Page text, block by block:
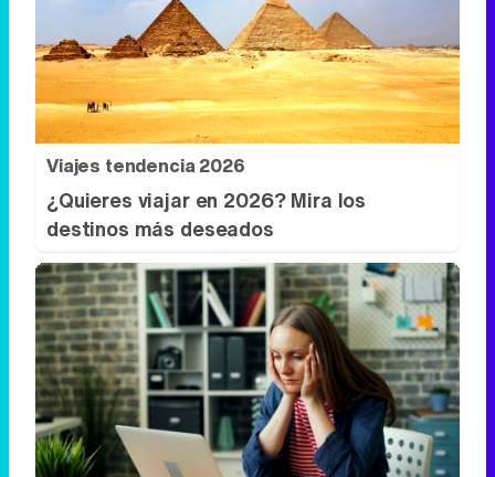
Viajes tendencia 2026
¿Quieres viajar en 2026? Mira los
destinos más deseados